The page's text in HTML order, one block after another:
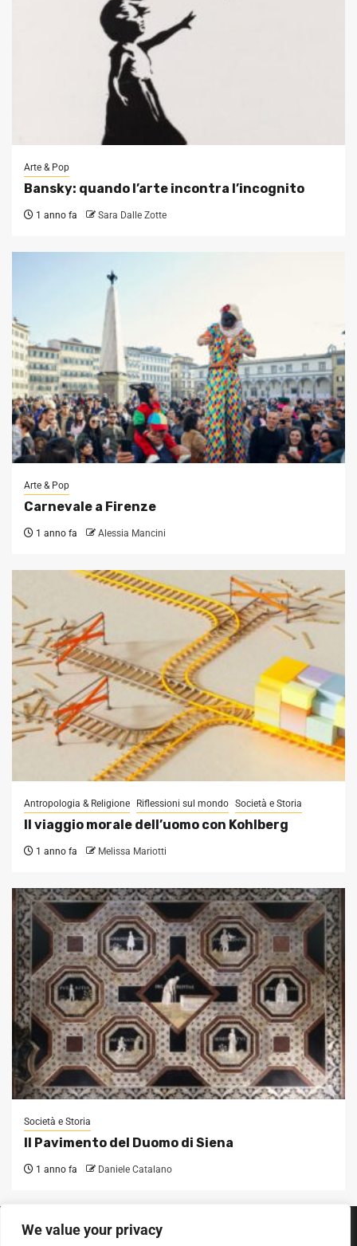
We value your privacy
Arte & Pop
Bansky: quando l’arte incontra l’incognito
1 anno fa Sara Dalle Zotte
Arte & Pop
Carnevale a Firenze
1 anno fa Alessia Mancini
Antropologia & Religione Riflessioni sul mondo Società e Storia
Il viaggio morale dell’uomo con Kohlberg
1 anno fa Melissa Mariotti
Società e Storia
Il Pavimento del Duomo di Siena
1 anno fa Daniele Catalano
SEGUICI SUI SOCIAL